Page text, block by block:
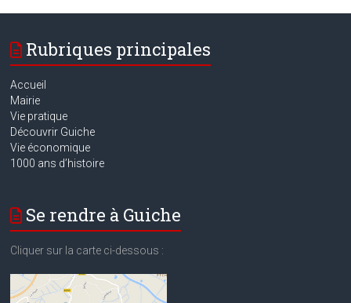
Rubriques principales
Accueil
Mairie
Vie pratique
Découvrir Guiche
Vie économique
1000 ans d’histoire
Se rendre à Guiche
Cliquer sur la carte ci-dessous :